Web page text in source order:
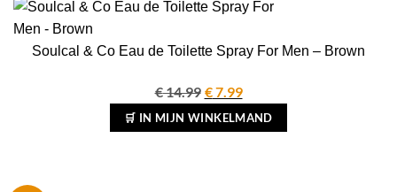
Soulcal & Co Eau de Toilette Spray For Men – Brown
€14.99 Oorspronkelijke
prijs
was:
€7.99Huidige
prijs
is:
🛒 IN MIJN WINKELMAND